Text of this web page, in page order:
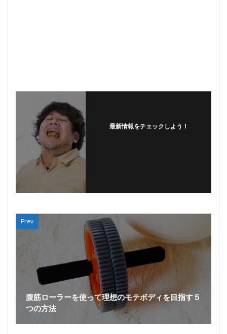
最新情報をチェックしよう！
Prev
腹筋ローラーを使って理想のモテボディを目指す５
つの方法